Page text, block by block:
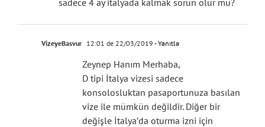
VizeyeBasvur 12:01 de 22/03/2019 - Yanıtla
Zeynep Hanım Merhaba,
D tipi İtalya vizesi sadece
konsolosluktan pasaportunuza basılan
vize ile mümkün değildir. Diğer bir
değişle İtalya’da oturma izni için